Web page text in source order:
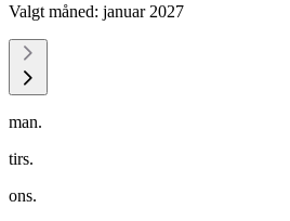
Valgt måned: januar 2027
man.
tirs.
ons.